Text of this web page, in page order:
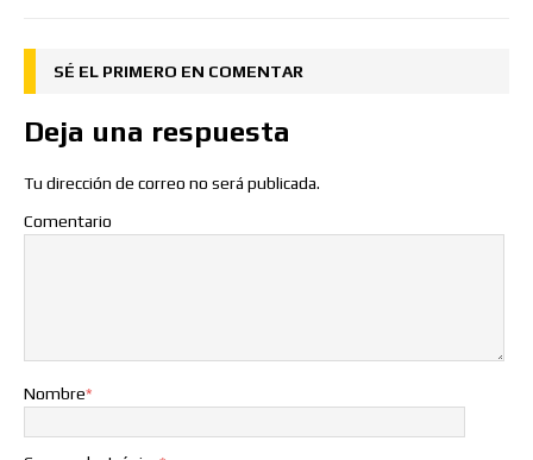
SÉ EL PRIMERO EN COMENTAR
Deja una respuesta
Tu dirección de correo no será publicada.
Comentario
Nombre*